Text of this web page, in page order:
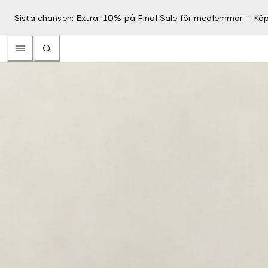
Sista chansen: Extra -10% på Final Sale för medlemmar –